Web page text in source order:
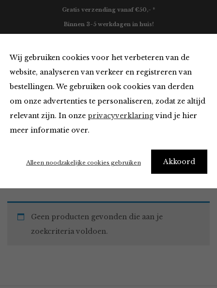
Wij gebruiken cookies voor het verbeteren van de
website, analyseren van verkeer en registreren van
bestellingen. We gebruiken ook cookies van derden
om onze advertenties te personaliseren, zodat ze altijd
relevant zijn. In onze privacyverklaringvind je hier
meer informatie over.
Akkoord
Alleen noodzakelijke cookies gebruiken
Gratis verzending vanaf €50,- *
Binnen 3-5 werkdagen in huis!
Tops en Blouses
Home Winkel Kleding Tops en Blouses
Geen producten gevonden die aan je
zoekcriteria voldoen.